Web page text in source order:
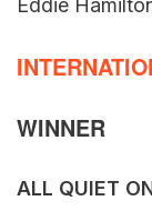
Eddie
WINNER
ALL QUIET